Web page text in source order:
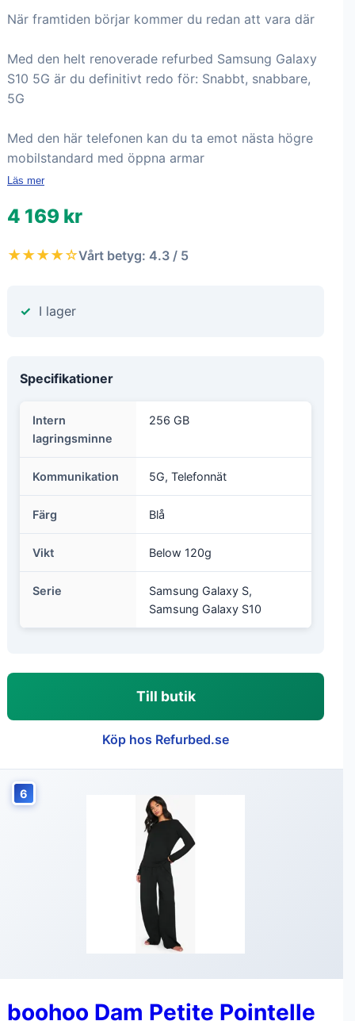
När framtiden börjar kommer du redan att vara där
Med den helt renoverade refurbed Samsung Galaxy
S10 5G är du definitivt redo för: Snabbt, snabbare,
5G
Med den här telefonen kan du ta emot nästa högre
mobilstandard med öppna armar
Läs mer
4 169 kr
★★★★☆Vårt betyg: 4.3 / 5
I lager
Specifikationer
Intern
lagringsminne
256 GB
Kommunikation 5G, Telefonnät
Färg Blå
Vikt Below 120g
Serie
Samsung Galaxy S,
Samsung Galaxy S10
Till butik
Köp hos Refurbed.se
6
boohoo Dam Petite Pointelle